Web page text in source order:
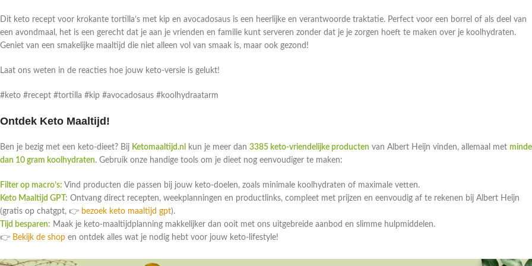
Dit keto recept voor krokante tortilla’s met kip en avocadosaus is een heerlijke en verantwoorde traktatie. Perfect voor een borrel of als deel van
een avondmaal, het is een gerecht dat je aan je vrienden en familie kunt serveren zonder dat je je zorgen hoeft te maken over je koolhydraten.
Geniet van een smakelijke maaltijd die niet alleen vol van smaak is, maar ook gezond!
Laat ons weten in de reacties hoe jouw keto-versie is gelukt!
#keto #recept #tortilla #kip #avocadosaus #koolhydraatarm
Ontdek Keto Maaltijd!
Ben je bezig met een keto-dieet? Bij Ketomaaltijd.nl kun je meer dan 3385 keto-vriendelijke producten van Albert Heijn vinden, allemaal met
dan 10 gram koolhydraten. Gebruik onze handige tools om je dieet nog eenvoudiger te maken:
Filter op macro’s: Vind producten die passen bij jouw keto-doelen, zoals minimale koolhydraten of maximale vetten.
Keto Maaltijd GPT: Ontvang direct recepten, weekplanningen en productlinks, compleet met prijzen en eenvoudig af te rekenen bij Albert Heijn
(gratis op chatgpt, 👉 bezoek keto maaltijd gpt).
Tijd besparen: Maak je keto-maaltijdplanning makkelijker dan ooit met ons uitgebreide aanbod en slimme hulpmiddelen.
👉 Bekijk de shop en ontdek alles wat je nodig hebt voor jouw keto-lifestyle!